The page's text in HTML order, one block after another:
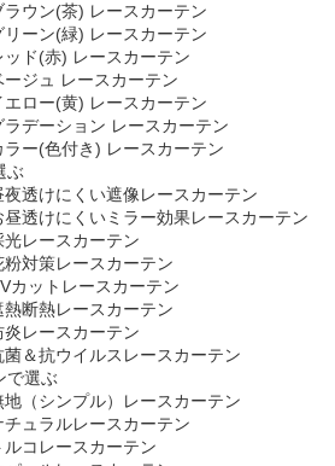
ラウン(茶) レースカーテン
リーン(緑) レースカーテン
ッド(赤) レースカーテン
ージュ レースカーテン
エロー(黄) レースカーテン
ラデーション レースカーテン
ラー(色付き) レースカーテン
ぶ
夜透けにくい遮像レースカーテン
昼透けにくいミラー効果レースカーテン
光レースカーテン
粉対策レースカーテン
カットレースカーテン
熱断熱レースカーテン
炎レースカーテン
菌＆抗ウイルスレースカーテン
で選ぶ
地（シンプル）レースカーテン
チュラルレースカーテン
ルコレースカーテン